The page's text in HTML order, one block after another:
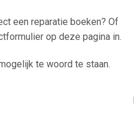
een reparatie boeken? Of
op deze pagina in.
te woord te staan.